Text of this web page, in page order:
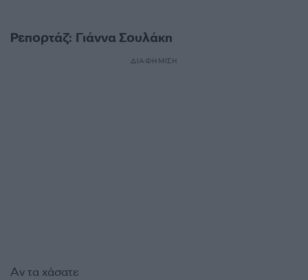
Ρεπορτάζ: Γιάννα Σουλάκη
ΔΙΑΦΗΜΙΣΗ
Αν τα χάσατε